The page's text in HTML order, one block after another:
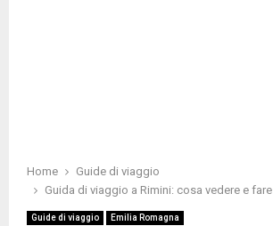
Home
Guide di viaggio
Guida di viaggio a Rimini: cosa vedere e fare
Guide di viaggio Emilia Romagna